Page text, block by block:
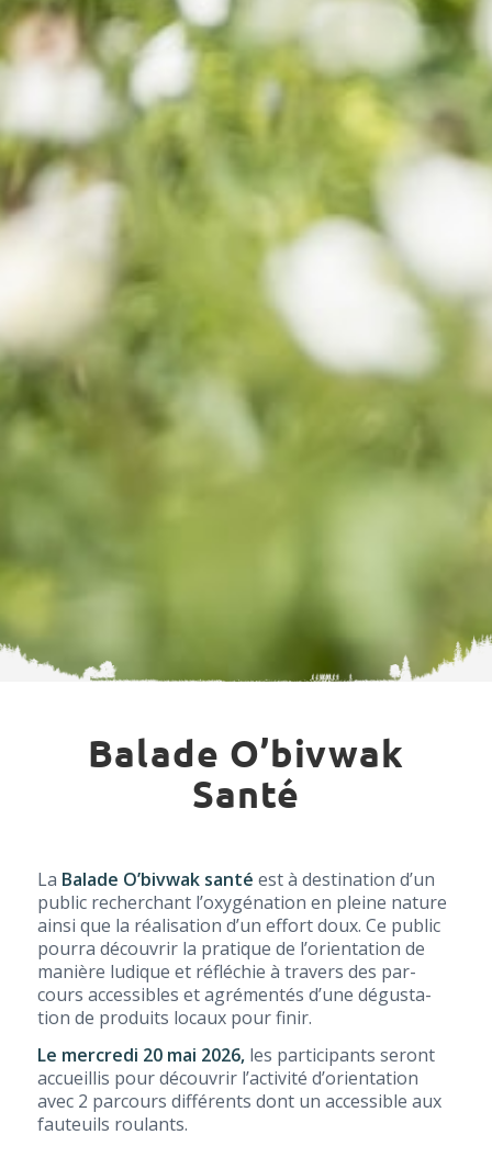
Balade O’bivwak
Santé
La Balade O’biv­wak san­té est à des­ti­na­tion d’un
public recher­chant l’oxy­gé­na­tion en pleine nature
ain­si que la réa­li­sa­tion d’un effort doux. Ce public
pour­ra décou­vrir la pra­tique de l’o­rien­ta­tion de
manière ludique et réflé­chie à tra­vers des par­
cours acces­sibles et agré­men­tés d’une dégus­ta­
tion de pro­duits locaux pour finir.
Le mer­cre­di 20 mai 2026,les par­ti­ci­pants seront
accueillis pour décou­vrir l’ac­ti­vi­té d’o­rien­ta­tion
avec 2 par­cours dif­fé­rents dont un acces­sible aux
fau­teuils roulants.